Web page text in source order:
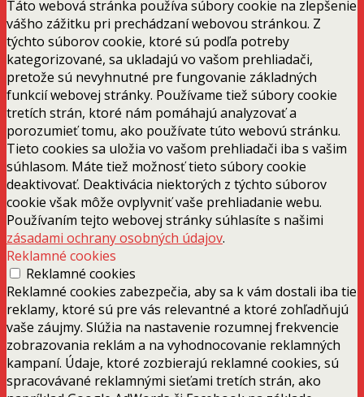
Táto webová stránka používa súbory cookie na zlepšenie
vášho zážitku pri prechádzaní webovou stránkou. Z
týchto súborov cookie, ktoré sú podľa potreby
kategorizované, sa ukladajú vo vašom prehliadači,
pretože sú nevyhnutné pre fungovanie základných
funkcií webovej stránky. Používame tiež súbory cookie
tretích strán, ktoré nám pomáhajú analyzovať a
porozumieť tomu, ako používate túto webovú stránku.
Tieto cookies sa uložia vo vašom prehliadači iba s vašim
súhlasom. Máte tiež možnosť tieto súbory cookie
deaktivovať. Deaktivácia niektorých z týchto súborov
cookie však môže ovplyvniť vaše prehliadanie webu.
Používaním tejto webovej stránky súhlasíte s našimi
zásadami ochrany osobných údajov.
Reklamné cookies
Reklamné cookies
Reklamné cookies zabezpečia, aby sa k vám dostali iba tie
reklamy, ktoré sú pre vás relevantné a ktoré zohľadňujú
vaše záujmy. Slúžia na nastavenie rozumnej frekvencie
zobrazovania reklám a na vyhodnocovanie reklamných
kampaní. Údaje, ktoré zozbierajú reklamné cookies, sú
spracovávané reklamnými sieťami tretích strán, ako